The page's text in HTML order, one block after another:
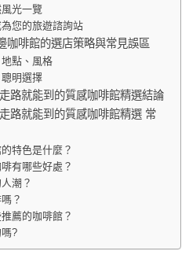
光一覽
您的旅遊諮詢站
咖啡館的選店策略與常見誤區
點、風格
明選擇
路就能到的質感咖啡館精選結論
路就能到的質感咖啡館精選 常
特色是什麼？
有哪些好處？
潮？
？
薦的咖啡館？
?